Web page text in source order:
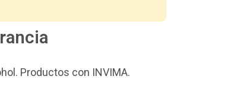
Productos con INVIMA.